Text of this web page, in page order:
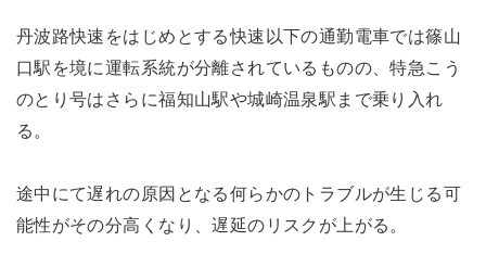
丹波路快速をはじめとする快速以下の通勤電車では篠山
口駅を境に運転系統が分離されているものの、特急こう
のとり号はさらに福知山駅や城崎温泉駅まで乗り入れ
る。
途中にて遅れの原因となる何らかのトラブルが生じる可
能性がその分高くなり、遅延のリスクが上がる。